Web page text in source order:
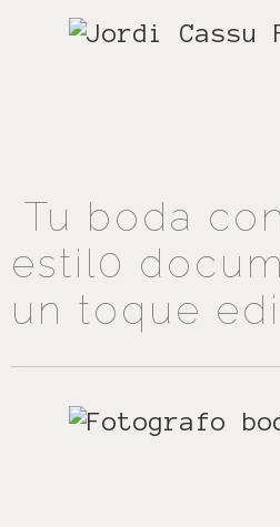
Tu boda
estil0
un toque